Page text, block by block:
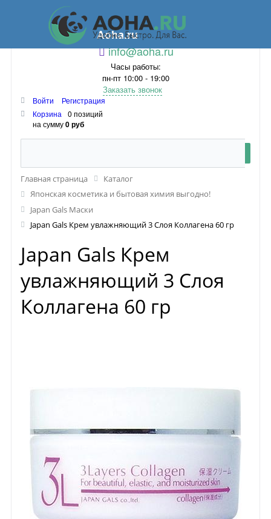
Aoha.ru
info@aoha.ru
Часы работы:
пн-пт 10:00 - 19:00
Заказать звонок
Войти
Регистрация
Корзина
0 позиций
на сумму0 руб
Главная страница
Каталог
Японская косметика и бытовая химия выгодно!
Japan Gals Маски
Japan Gals Крем увлажняющий 3 Слоя Коллагена 60 гр
Japan Gals Крем
увлажняющий 3 Слоя
Коллагена 60 гр